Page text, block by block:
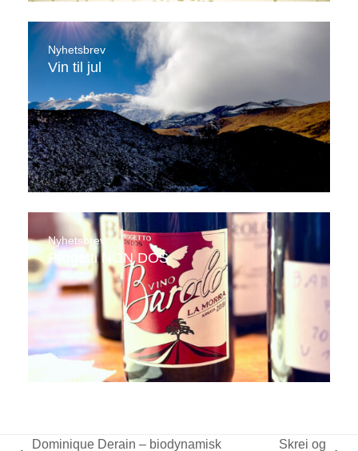
Nyhetsbrev
Vin til jul
Nyhetsbrev
Progetti NON DOS
Dominique Derain – biodynamisk Skrei og